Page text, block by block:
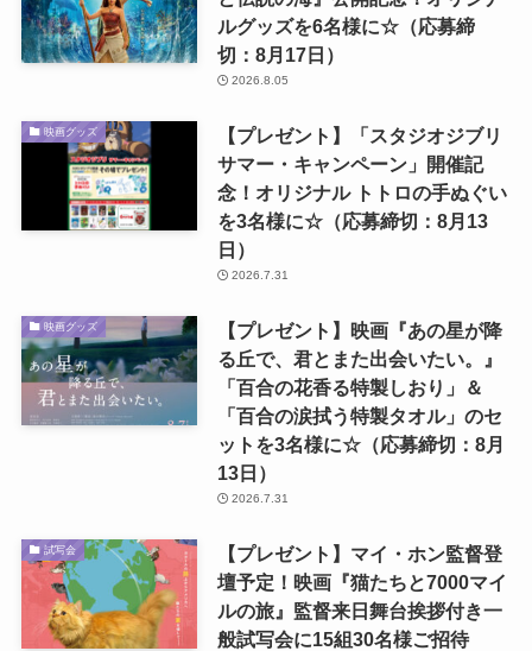
ルグッズを6名様に☆（応募締
切：8月17日）
2026.8.05
映画グッズ
【プレゼント】「スタジオジブリ
サマー・キャンペーン」開催記
念！オリジナル トトロの手ぬぐい
を3名様に☆（応募締切：8月13
日）
2026.7.31
映画グッズ
【プレゼント】映画『あの星が降
る丘で、君とまた出会いたい。』
「百合の花香る特製しおり」＆
「百合の涙拭う特製タオル」のセ
ットを3名様に☆（応募締切：8月
13日）
2026.7.31
試写会
【プレゼント】マイ・ホン監督登
壇予定！映画『猫たちと7000マイ
ルの旅』監督来日舞台挨拶付き一
般試写会に15組30名様ご招待